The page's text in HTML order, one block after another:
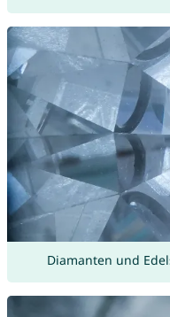
Diamanten und